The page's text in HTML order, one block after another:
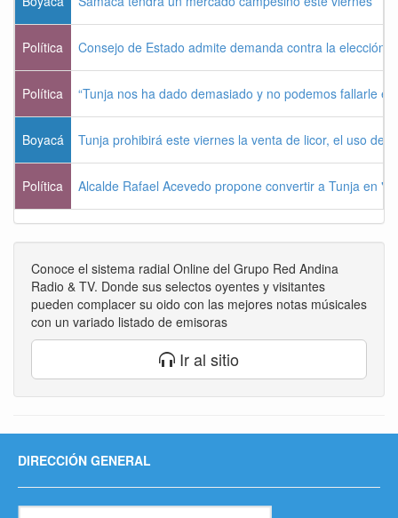
Política Consejo de Estado admite demanda contra la elección
Política “Tunja nos ha dado demasiado y no podemos fallarle
Boyacá Tunja prohibirá este viernes la venta de licor, el uso de
Política Alcalde Rafael Acevedo propone convertir a Tunja en
Conoce el sistema radial Online del Grupo Red Andina
Radio & TV. Donde sus selectos oyentes y visitantes
pueden complacer su oido con las mejores notas músicales
con un variado listado de emisoras
Ir al sitio
DIRECCIÓN GENERAL